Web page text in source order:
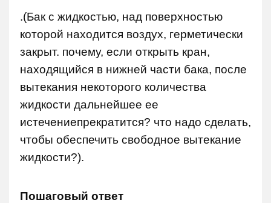
.(Бак с жидкостью, над поверхностью
которой находится воздух, герметически
закрыт. почему, если открыть кран,
находящийся в нижней части бака, после
вытекания некоторого количества
жидкости дальнейшее ее
истечениепрекратится? что надо сделать,
чтобы обеспечить свободное вытекание
жидкости?).
Пошаговый ответ